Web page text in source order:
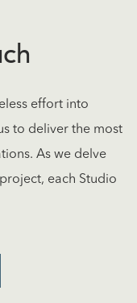
effort into
to deliver the most
As we delve
each Studio